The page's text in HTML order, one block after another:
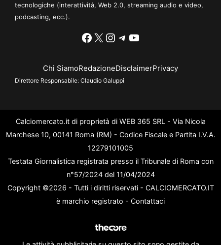
tecnologiche (interattività, Web 2.0, streaming audio e video,
podcasting, ecc.).
Facebook
X Instagram
Telegram
YouTube
Chi SiamoRedazioneDisclaimerPrivacy
Direttore Responsabile: Claudio Galuppi
Calciomercato.it di proprietà di WEB 365 SRL - Via Nicola
Marchese 10, 00141 Roma (RM) - Codice Fiscale e Partita I.V.A.
12279101005
Testata Giornalistica registrata presso il Tribunale di Roma con
n°57/2024 del 11/04/2024
Copyright ©2026 - Tutti i diritti riservati - CALCIOMERCATO.IT
è marchio registrato - Contattaci